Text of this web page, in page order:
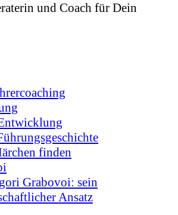
und Coach für Dein
finden
Grabovoi: sein
Ansatz